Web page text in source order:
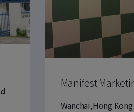
Manifest
Wanchai,Hong Kong